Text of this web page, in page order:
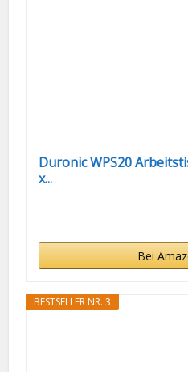
Duronic WPS20
x...
Bei
BESTSELLER NR. 3